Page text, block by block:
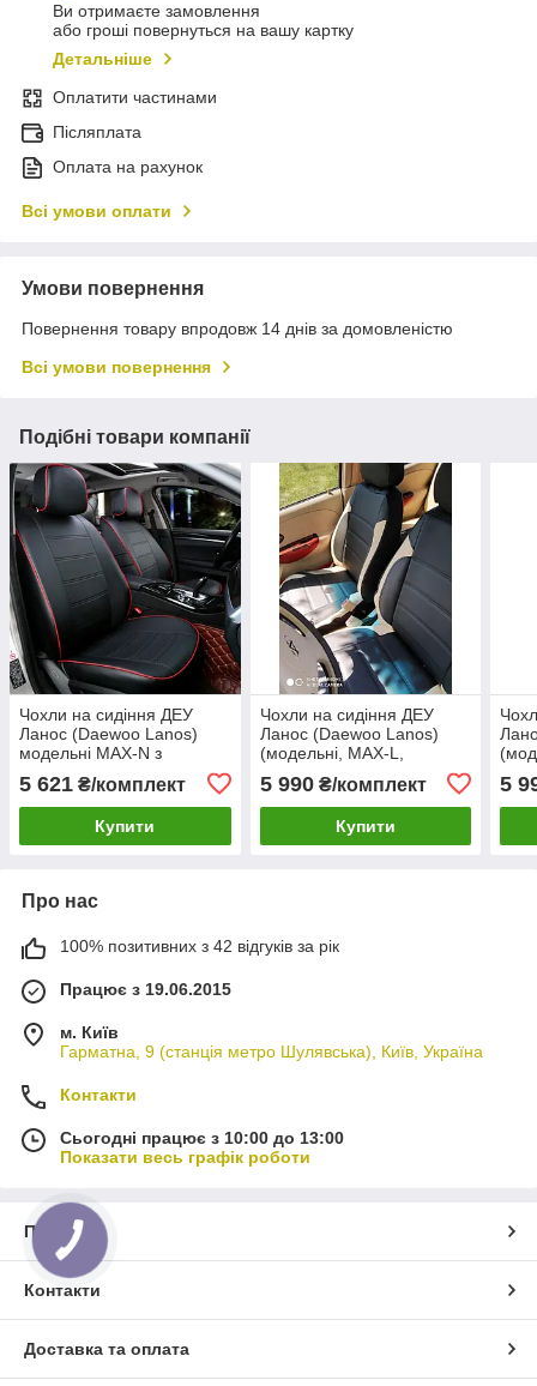
Ви отримаєте замовлення
або гроші повернуться на вашу картку
Детальніше
Оплатити частинами
Післяплата
Оплата на рахунок
Всі умови оплати
Умови повернення
Повернення товару впродовж 14 днів за домовленістю
Всі умови повернення
Подібні товари компанії
Чохли на сидіння ДЕУ
Ланос (Daewoo Lanos)
модельні MAX-N з
5 621 ₴/комплект
Купити
Чохли на сидіння ДЕУ
Ланос (Daewoo Lanos)
(модельні, MAX-L,
Чорно-бежевий
5 990₴/комплект
Купити
5
Про нас
100% позитивних з 42 відгуків за рік
Працює з 19.06.2015
м. Київ
Гарматна, 9 (станція метро Шулявська), Київ, Україна
Контакти
Сьогодні працює з 10:00 до 13:00
Показати весь графік роботи
Про нас
Контакти
Доставка та оплата